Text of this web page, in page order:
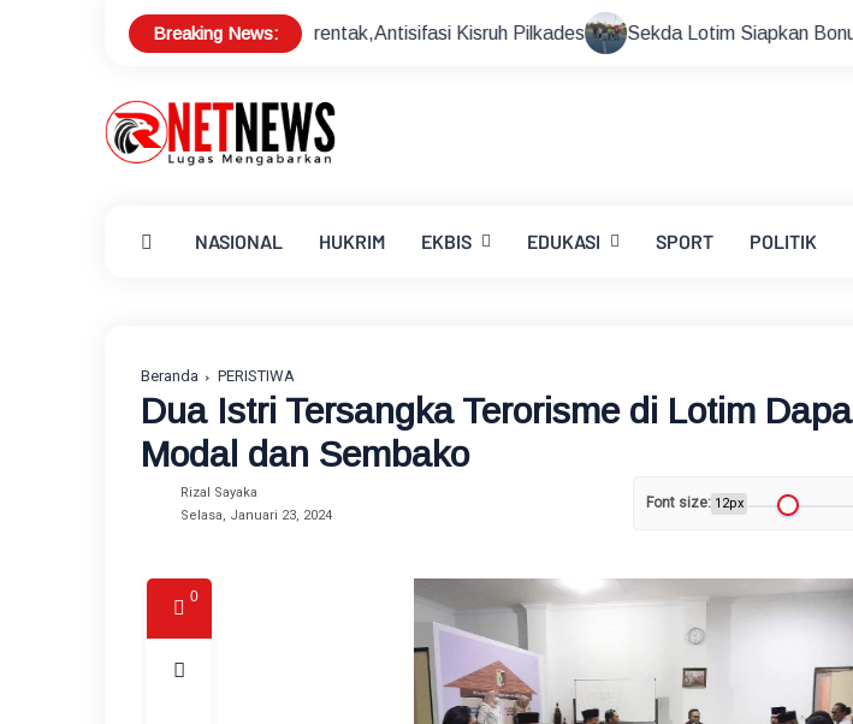
Breaking News:
Pilkades Serentak,Antisifasi Kisruh Pilkades Sekda Lotim Siapkan Bonus Atlet Tenis
NASIONAL HUKRIM EKBIS EDUKASI SPORT POLITIK
Beranda PERISTIWA
Dua Istri Tersangka Terorisme di Lotim
Modal dan Sembako
Rizal Sayaka
Selasa, Januari 23, 2024
Font size: 12px
0